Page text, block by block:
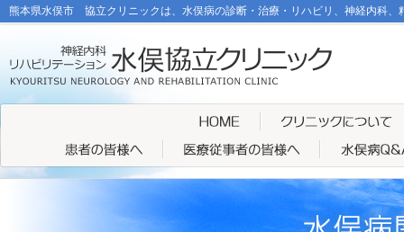
熊本県水俣市 協立クリニックは、水俣病の診断・治療・リハビリ、神経内科、